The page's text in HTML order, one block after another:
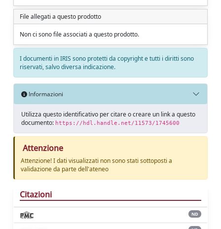
File allegati a questo prodotto
Non ci sono file associati a questo prodotto.
I documenti in IRIS sono protetti da copyright e tutti i diritti sono
riservati, salvo diversa indicazione.
Informazioni
Utilizza questo identificativo per citare o creare un link a questo
documento: https://hdl.handle.net/11573/1745600
Attenzione
Attenzione! I dati visualizzati non sono stati sottoposti a
validazione da parte dell'ateneo
Citazioni
ND